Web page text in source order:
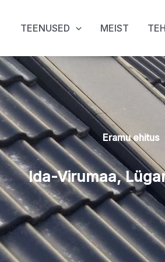
TEENUSED MEIST
Eramu ehitus
Ida-Virumaa,